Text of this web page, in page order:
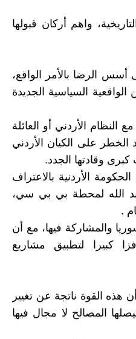
واهم أركان قبولها
الرضا بالأمر الواقع،
السياسية الجديدة
الأردني أو العائلة
الخطر على الكيان الأردني
وقادتها الجدد.
الأردنية بالاعتراف
الله لمحطة بي بي سي،
.
والمشاركة فيها، مع أن
كبيرا لتطبيق مشاريع
هذه القوة ناتجة عن تغيير
المصالح لا مجال فيها